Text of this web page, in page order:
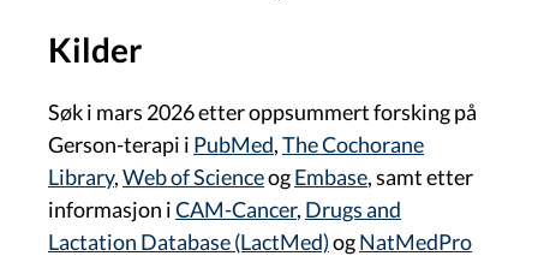
Kilder
Søk i mars 2026 etter oppsummert forsking på
Gerson-terapi i PubMed,The Cochorane
Library,Web of ScienceogEmbase, samt etter
informasjon iCAM-Cancer, Drugs and
Lactation Database (LactMed)ogNatMedPro